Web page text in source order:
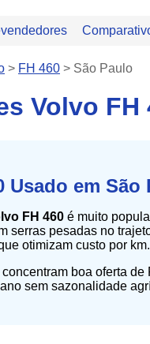
> FH 460 > São Paulo
Volvo
Usado em
FH 460 é muito
serras pesadas no
otimizam custo por km.
boa oferta
sem sazonalidade